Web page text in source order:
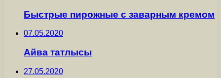
Быстрые пирожные с заварным кремом
07.05.2020
Айва татлысы
27.05.2020